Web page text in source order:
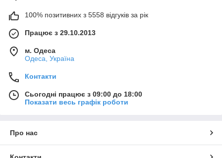
100% позитивних з 5558 відгуків за рік
Працює з 29.10.2013
м. Одеса
Одеса, Україна
Контакти
Сьогодні працює з 09:00 до 18:00
Показати весь графік роботи
Про нас